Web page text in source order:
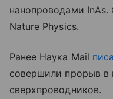
нанопроводами InAs.
Nature Physics.
Ранее Наука Mail
совершили прорыв в
сверхпроводников.